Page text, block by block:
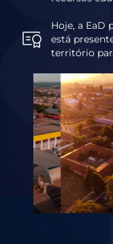
Hoje, a EaD
está
território